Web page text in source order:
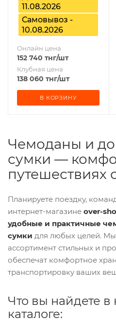
11.08.2026
Самовывоз -
10.08.2026
Онлайн цена
152 740 тнг/шт
Клубная цена
138 060 тнг/шт
В КОРЗИНУ
Чемоданы и
сумки —
путешествиях
Планируете поездку,
интернет-магазине over-
удобные и практичные
сумки для любых целей.
ассортимент стильных и
обеспечат комфортное
транспортировку ваших
Что вы найдете
каталоге: